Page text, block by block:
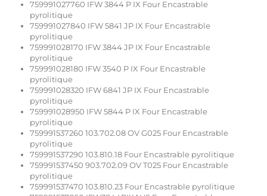
759991027760 IFW 3844 P IX Four Encastrable
pyrolitique
759991027840 IFW 5841 JP IX Four Encastrable
pyrolitique
759991028170 IFW 3844 JP IX Four Encastrable
pyrolitique
759991028180 IFW 3540 P IX Four Encastrable
pyrolitique
759991028320 IFW 6841 JP IX Four Encastrable
pyrolitique
759991028950 IFW 5844 P IX Four Encastrable
pyrolitique
759991537260 103.702.08 OV G025 Four Encastrable
pyrolitique
759991537290 103.810.18 Four Encastrable pyrolitique
759991537450 903.702.09 OV T025 Four Encastrable
pyrolitique
759991537470 103.810.23 Four Encastrable pyrolitique